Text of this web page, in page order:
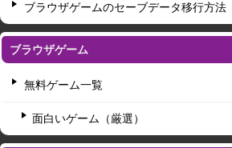
ブラウザゲームのセーブデータ移行方法
ブラウザゲーム
無料ゲーム一覧
面白いゲーム（厳選）